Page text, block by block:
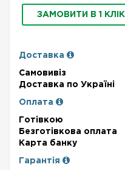
ЗАМОВИТИ В 1 КЛІК
Доставка
Самовивіз
Доставка по Україні
Оплата
Готівкою
Безготівкова оплата
Карта банку
Гарантія